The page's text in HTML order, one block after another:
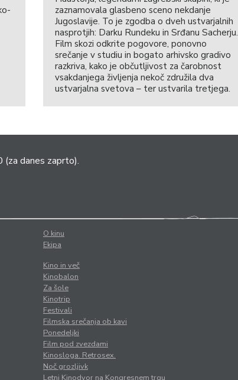
zaznamovala glasbeno sceno nekdanje
Jugoslavije. To je zgodba o dveh ustvarjalnih
nasprotjih: Darku Rundeku in Srđanu Sacherju.
Film skozi odkrite pogovore, ponovno
srečanje v studiu in bogato arhivsko gradivo
razkriva, kako je občutljivost za čarobnost
vsakdanjega življenja nekoč združila dva
ustvarjalna svetova – ter ustvarila tretjega.
(za danes zaprto).
O kinu
Ekipa
Kino in več
Kinobalon
Za šole
Kinotrip
Festivali
Filmska srečanja ob kavi
Ponedeljki
Film pod zvezdami
Kinosloga. Retrosex.
Noč grozljivk
Letni Kinodvor na Kongresnem trgu